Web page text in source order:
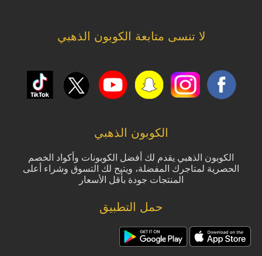
لا تنسى متابعة الكوبون الذهبي
الكوبون الذهبي
الكوبون الذهبي يقدم لك أفضل الكوبونات وأكواد الخصم
الحصرية لمتاجرك المفضلة، ويتيح لك التسوق وشراء أعلى
المنتجات جودة بأقل الأسعار
حمل التطبيق